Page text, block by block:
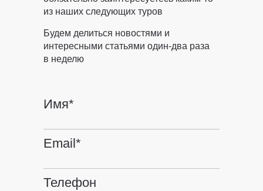
из наших следующих туров
Имя*
Email*
Телефон
Будем делиться новостями и
интересными статьями один-два раза
в неделю